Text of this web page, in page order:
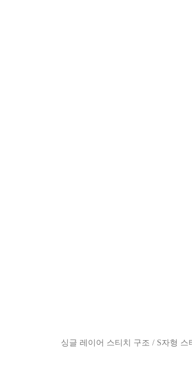
싱글 레이어 스티치 구조 / S자형